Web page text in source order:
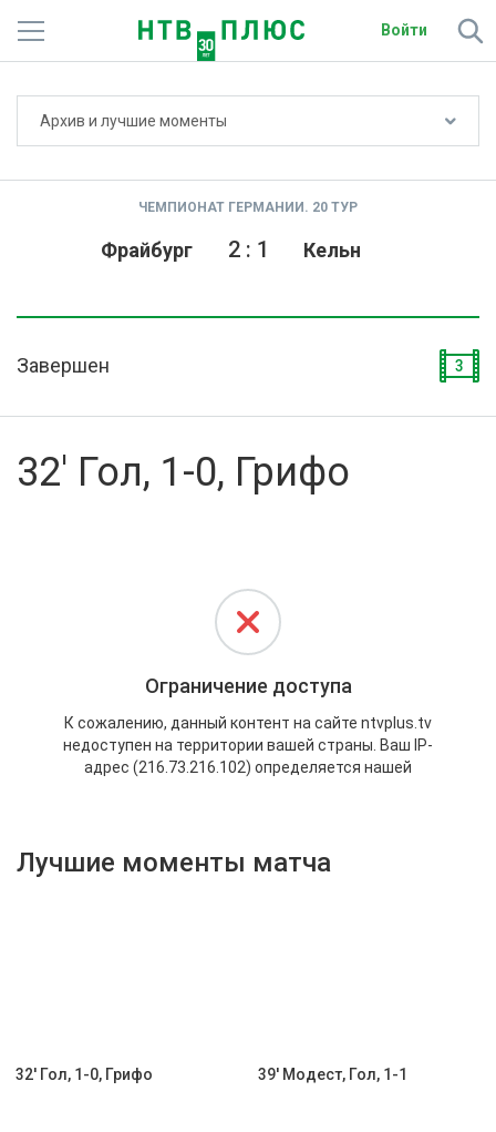
Войти
О сайте
Архив и лучшие моменты
ЧЕМПИОНАТ ГЕРМАНИИ. 20 ТУР
Фрайбург Кельн
2: 1
Завершен 3
32' Гол, 1-0, Грифо
Лучшие моменты матча
32' Гол, 1-0, Грифо 39' Модест, Гол, 1-1